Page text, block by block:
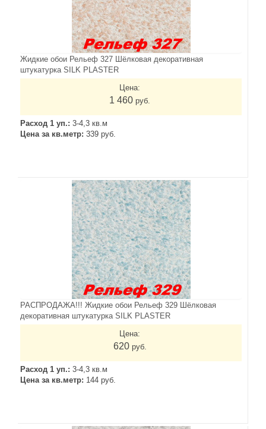
Жидкие обои Рельеф 327 Шёлковая декоративная
штукатурка SILK PLASTER
Цена:
1 460 руб.
Расход 1 уп.: 3-4,3 кв.м
Цена за кв.метр: 339 руб.
РАСПРОДАЖА!!! Жидкие обои Рельеф 329 Шёлковая
декоративная штукатурка SILK PLASTER
Цена:
620 руб.
Расход 1 уп.: 3-4,3 кв.м
Цена за кв.метр: 144 руб.